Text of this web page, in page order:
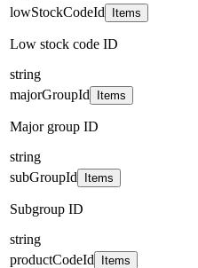
lowStockCodeId
Items
Low stock code ID
string
majorGroupId
Items
Major group ID
string
subGroupId
Items
Subgroup ID
string
productCodeId
Items